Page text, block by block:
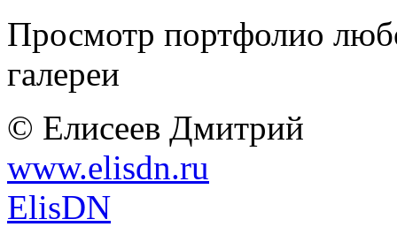
Просмотр портфолио
галереи
© Елисеев Дмитрий
www.elisdn.ru
ElisDN